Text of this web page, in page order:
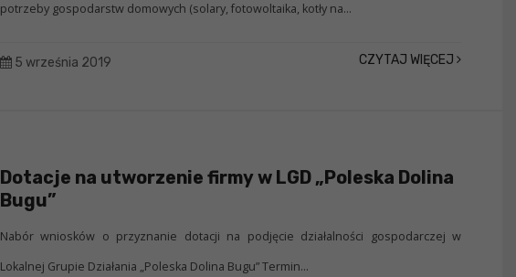
potrzeby gospodarstw domowych (solary, fotowoltaika, kotły na...
5 września 2019 CZYTAJ WIĘCEJ
Dotacje na utworzenie firmy w LGD „Poleska Dolina
Bugu”
Nabór wniosków o przyznanie dotacji na podjęcie działalności gospodarczej w
Lokalnej Grupie Działania „Poleska Dolina Bugu” Termin...